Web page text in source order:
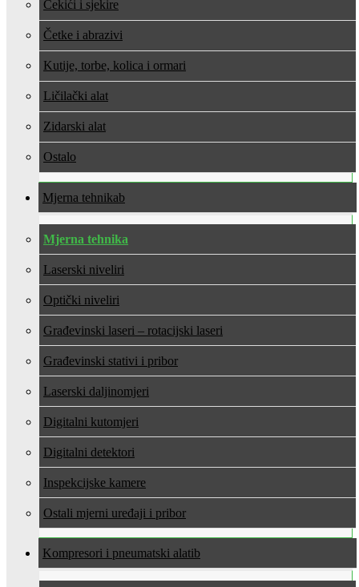
Čekići i sjekire
Četke i abrazivi
Kutije, torbe, kolica i ormari
Ličilački alat
Zidarski alat
Ostalo
Mjerna tehnika
Mjerna tehnika
Laserski niveliri
Optički niveliri
Građevinski laseri – rotacijski laseri
Građevinski stativi i pribor
Laserski daljinomjeri
Digitalni kutomjeri
Digitalni detektori
Inspekcijske kamere
Ostali mjerni uređaji i pribor
Kompresori i pneumatski alati